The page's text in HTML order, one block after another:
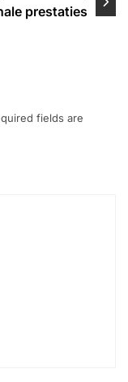
prestaties
fields are